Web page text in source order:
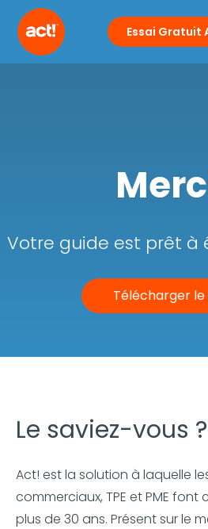
Essai Gratuit
Votre guide est prêt à
Télécharger le
Le saviez-vous ?
Act! est la solution à laquelle
commerciaux, TPE et PME
plus de 30 ans. Présent sur le